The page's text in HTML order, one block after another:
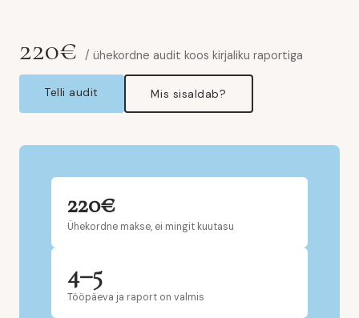
220€ / ühekordne audit koos kirjaliku raportiga
Telli audit Mis sisaldab?
220€
Ühekordne makse, ei mingit kuutasu
4–5
Tööpäeva ja raport on valmis